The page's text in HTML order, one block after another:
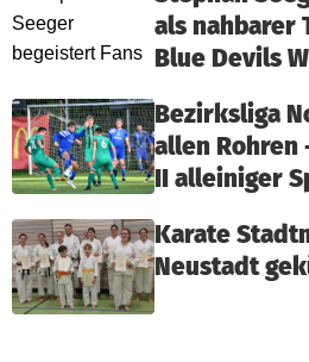
als nahbarer
Blue Devils
Bezirksliga
allen Rohren
II alleiniger
Karate
Neustadt